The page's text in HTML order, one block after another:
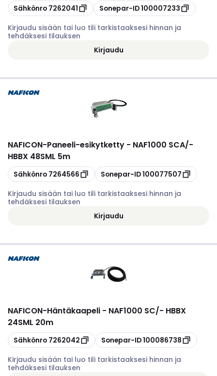
Kopioi
Sähkönro 7262041 Kopioi
Sonepar-ID100007233
Kirjaudu sisään tai luo tili tarkistaaksesi hinnan ja
tehdäksesi tilauksen
Kirjaudu
NAFICON-Paneeli-esikytketty - NAF1000 SCA/-
HBBX 48SML 5m
Kopioi
Sähkönro 7264566 Kopioi
Sonepar-ID100077507
Kirjaudu sisään tai luo tili tarkistaaksesi hinnan ja
tehdäksesi tilauksen
Kirjaudu
NAFICON-Häntäkaapeli - NAF1000 SC/- HBBX
24SML 20m
Kopioi
Sähkönro 7262042 Kopioi
Sonepar-ID100086738
Kirjaudu sisään tai luo tili tarkistaaksesi hinnan ja
tehdäksesi tilauksen